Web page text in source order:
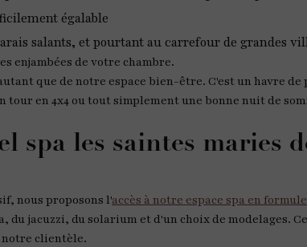
égalable
salants, et pourtant au carrefour de grandes
enjambées de votre chambre.
que de notre espace bien-être. C'est un havre de
tour en 4x4 ou tout simplement une bonne nuit de
spa les saintes maries
nous proposons l'accès à notre espace spa en
du jacuzzi, du solarium et d'un choix de modelages.
clientèle.